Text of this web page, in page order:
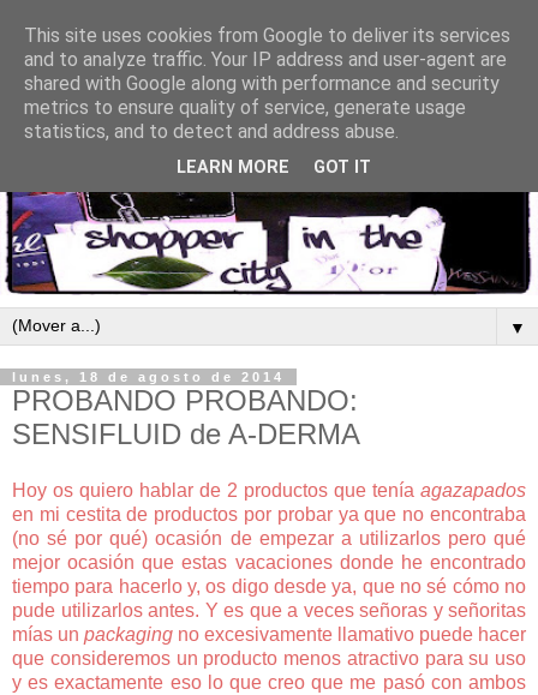
▼
lunes, 18 de agosto de 2014
PROBANDO PROBANDO:
SENSIFLUID de A-DERMA
Hoy os quiero hablar de 2 productos que tenía agazapados
en mi cestita de productos por probar ya que no encontraba
(no sé por qué) ocasión de empezar a utilizarlos pero qué
mejor ocasión que estas vacaciones donde he encontrado
tiempo para hacerlo y, os digo desde ya, que no sé cómo no
pude utilizarlos antes. Y es que a veces señoras y señoritas
mías un packaging no excesivamente llamativo puede hacer
que consideremos un producto menos atractivo para su uso
y es exactamente eso lo que creo que me pasó con ambos
This site uses cookies from Google to deliver its services
and to analyze traffic. Your IP address and user-agent are
shared with Google along with performance and security
metrics to ensure quality of service, generate usage
statistics, and to detect and address abuse.
LEARN MORE GOT IT